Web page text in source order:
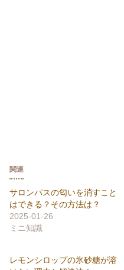
関連
サロンパスの匂いを消すこと
はできる？その方法は？
2025-01-26
ミニ知識
レモンシロップの氷砂糖が溶